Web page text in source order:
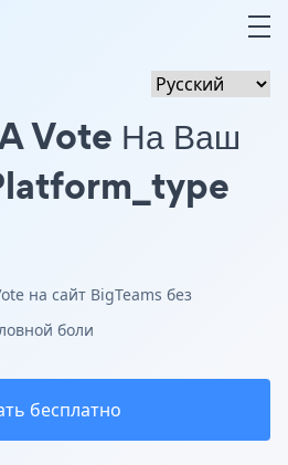
A Vote На Ваш
на сайт BigTeams без
боли
бесплатно